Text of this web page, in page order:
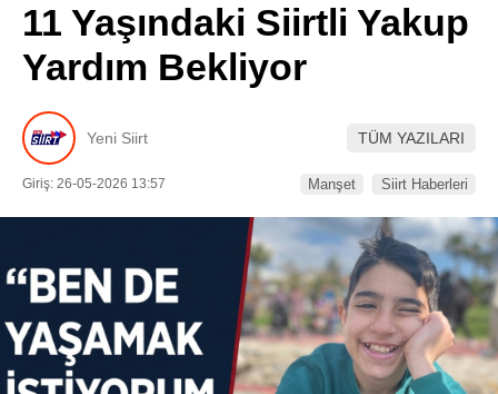
ERUH
BAYKAN
PERVARI
ŞIRVAN
NÖBETÇI ECZANELER
11 Yaşındaki Siirtli Yakup
Yardım Bekliyor
Yeni Siirt TÜM YAZILARI
Giriş: 26-05-2026 13:57 Manşet Siirt Haberleri